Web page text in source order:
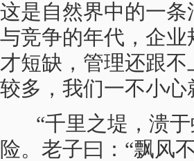
这是自然界中的一
与竞争的年代，企
才短缺，管理还跟
较多，我们一不小
“千里之堤，溃
险。老子曰：“飘风